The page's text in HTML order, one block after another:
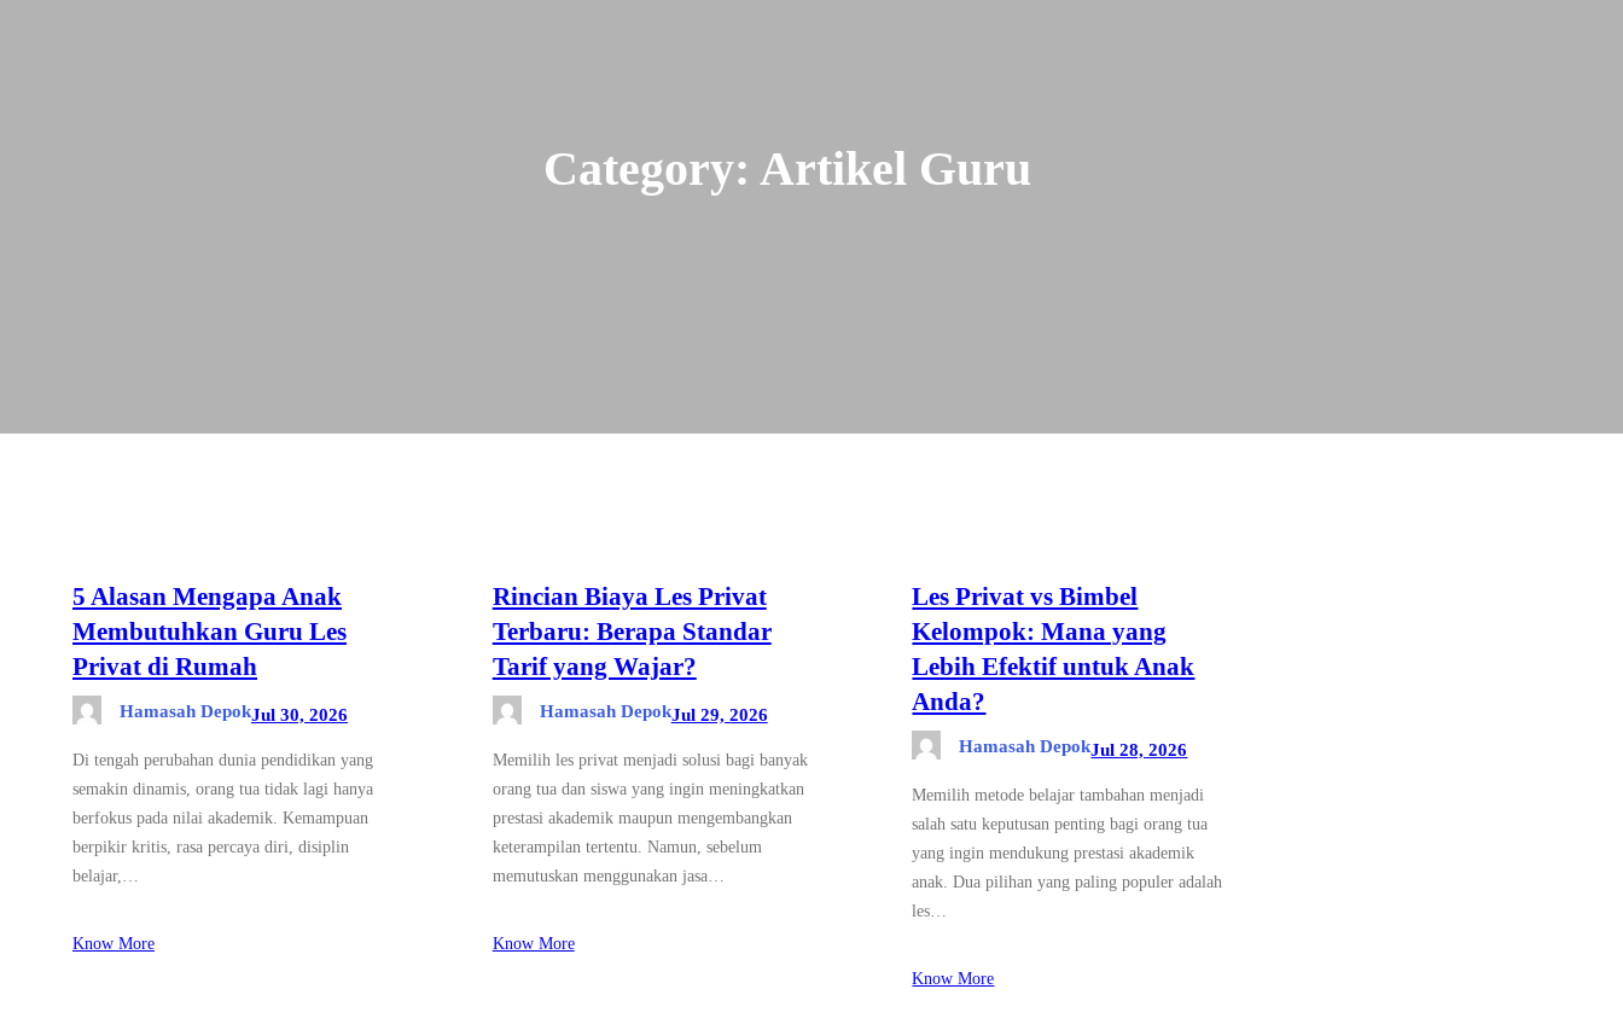
Category: Artikel Guru
5 Alasan Mengapa Anak
Membutuhkan Guru Les
Privat di Rumah
Hamasah DepokJul 30, 2026
Di tengah perubahan dunia pendidikan yang
semakin dinamis, orang tua tidak lagi hanya
berfokus pada nilai akademik. Kemampuan
berpikir kritis, rasa percaya diri, disiplin
belajar,…
Know More
Rincian Biaya Les Privat
Terbaru: Berapa Standar
Tarif yang Wajar?
Hamasah DepokJul 29, 2026
Memilih les privat menjadi solusi bagi banyak
orang tua dan siswa yang ingin meningkatkan
prestasi akademik maupun mengembangkan
keterampilan tertentu. Namun, sebelum
memutuskan menggunakan jasa…
Know More
Les Privat vs Bimbel
Kelompok: Mana yang
Lebih Efektif untuk Anak
Anda?
Hamasah DepokJul 28, 2026
Memilih metode belajar tambahan menjadi
salah satu keputusan penting bagi orang tua
yang ingin mendukung prestasi akademik
anak. Dua pilihan yang paling populer adalah
les…
Know More